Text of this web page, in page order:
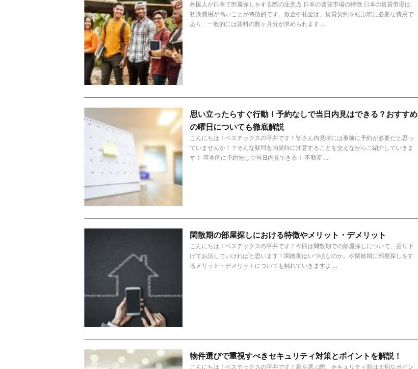
外国人が日本で部屋探しをする際の注意点 日本の賃貸市場の特徴 日本の賃貸市場は、
初期費用が高いことが特徴的です。敷金や礼金は、賃貸契約を結ぶ際に必要な費用で
あり、一般的には賃料の数ヶ月分が求められます ...
思い立ったらすぐ行動！予約なしで当日内見はできる？おすすめ
の曜日についても徹底解説
こんにちは！ベステックスの平井です！皆さん内見時には事前に予約が必要だと思っ
ていませんか！？そんな疑問を内見時に注意することを交えながらご紹介していきま
す！ 基本的に予約無しで当日内見できる！ 不動産 ...
閑散期の部屋探しにおける特徴やメリット・デメリット
こんにちは！ベステックスの平井です！今回は閑散期での部屋探しについて、掘り下
げてお話していければと思います！閑散期はいつ頃なのか。や閑散期に部屋探しをす
るメリット・デメリットについても触れていきますよ ...
物件選びで重視すべきセキュリティ対策とポイントを解説！
こんにちは！ベステックスの平井です！家を選ぶ際、セキュリティ面は大切なポイン